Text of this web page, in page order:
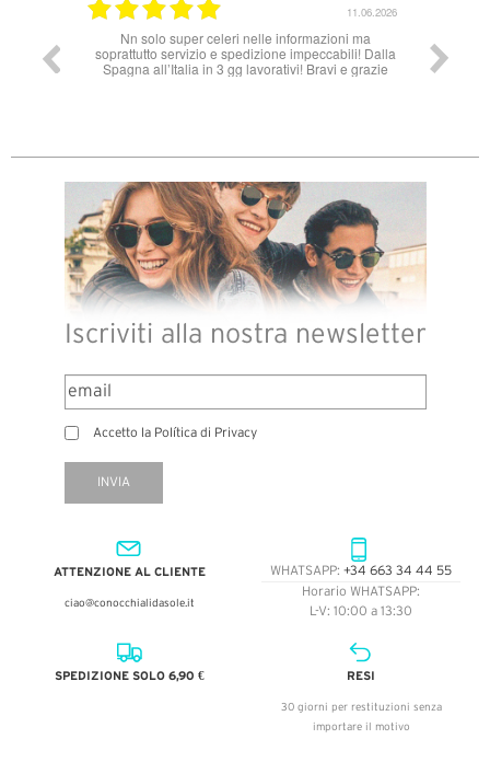
11.06.2026
Nn solo super celeri nelle informazioni ma
soprattutto servizio e spedizione impeccabili! Dalla
Spagna all’Italia in 3 gg lavorativi! Bravi e grazie
Iscriviti alla nostra newsletter
Accetto la Política di Privacy
INVIA
ATTENZIONE AL CLIENTE
ciao@conocchialidasole.it
WHATSAPP: +34 663 34 44 55
Horario WHATSAPP:
L-V: 10:00 a 13:30
SPEDIZIONE SOLO 6,90 € RESI
30 giorni per restituzioni senza
importare il motivo